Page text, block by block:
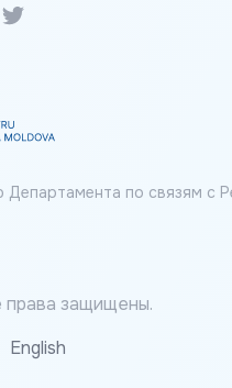
Twitter
по связям с
защищены.
English